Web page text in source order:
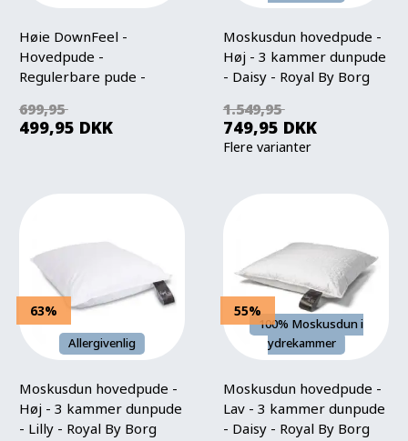
Høie DownFeel -
Hovedpude -
Regulerbare pude -
Scandinavia
699,95
499,95 DKK
Moskusdun hovedpude -
Høj - 3 kammer dunpude
- Daisy - Royal By Borg
1.549,95
749,95 DKK
Flere varianter
Allergivenlig
63%
Moskusdun hovedpude -
Høj - 3 kammer dunpude
- Lilly - Royal By Borg
100% Moskusdun i
ydrekammer
55%
Moskusdun hovedpude -
Lav - 3 kammer dunpude
- Daisy - Royal By Borg